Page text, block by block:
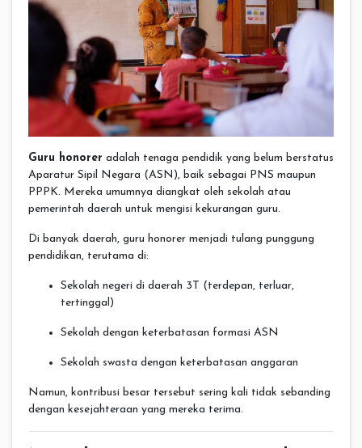
Guru honorer adalah tenaga pendidik yang belum berstatus
Aparatur Sipil Negara (ASN), baik sebagai PNS maupun
PPPK. Mereka umumnya diangkat oleh sekolah atau
pemerintah daerah untuk mengisi kekurangan guru.
Di banyak daerah, guru honorer menjadi tulang punggung
pendidikan, terutama di:
Sekolah negeri di daerah 3T (terdepan, terluar,
tertinggal)
Sekolah dengan keterbatasan formasi ASN
Sekolah swasta dengan keterbatasan anggaran
Namun, kontribusi besar tersebut sering kali tidak sebanding
dengan kesejahteraan yang mereka terima.